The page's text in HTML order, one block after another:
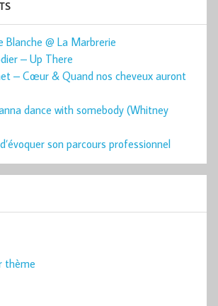
Blanche @ La Marbrerie
– Up There
– Cœur & Quand nos cheveux auront
dance with somebody (Whitney
son parcours professionnel
thème